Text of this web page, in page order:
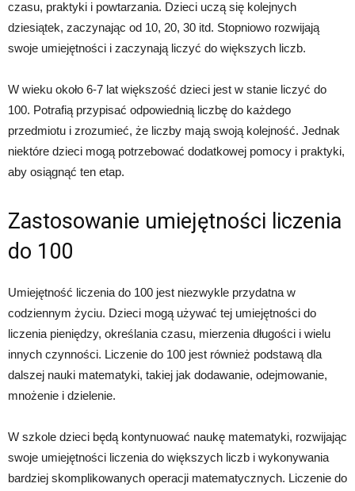
czasu, praktyki i powtarzania. Dzieci uczą się kolejnych
dziesiątek, zaczynając od 10, 20, 30 itd. Stopniowo rozwijają
swoje umiejętności i zaczynają liczyć do większych liczb.
W wieku około 6-7 lat większość dzieci jest w stanie liczyć do
100. Potrafią przypisać odpowiednią liczbę do każdego
przedmiotu i zrozumieć, że liczby mają swoją kolejność. Jednak
niektóre dzieci mogą potrzebować dodatkowej pomocy i praktyki,
aby osiągnąć ten etap.
Zastosowanie umiejętności liczenia
do 100
Umiejętność liczenia do 100 jest niezwykle przydatna w
codziennym życiu. Dzieci mogą używać tej umiejętności do
liczenia pieniędzy, określania czasu, mierzenia długości i wielu
innych czynności. Liczenie do 100 jest również podstawą dla
dalszej nauki matematyki, takiej jak dodawanie, odejmowanie,
mnożenie i dzielenie.
W szkole dzieci będą kontynuować naukę matematyki, rozwijając
swoje umiejętności liczenia do większych liczb i wykonywania
bardziej skomplikowanych operacji matematycznych. Liczenie do